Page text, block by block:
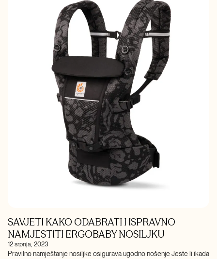
SAVJETI KAKO ODABRATI I ISPRAVNO
NAMJESTITI ERGOBABY NOSILJKU
12 srpnja, 2023
Pravilno namještanje nosiljke osigurava ugodno nošenje Jeste li ikada